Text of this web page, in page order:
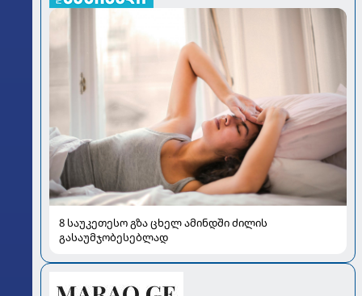
8 საუკეთესო გზა ცხელ ამინდში ძილის
გასაუმჯობესებლად